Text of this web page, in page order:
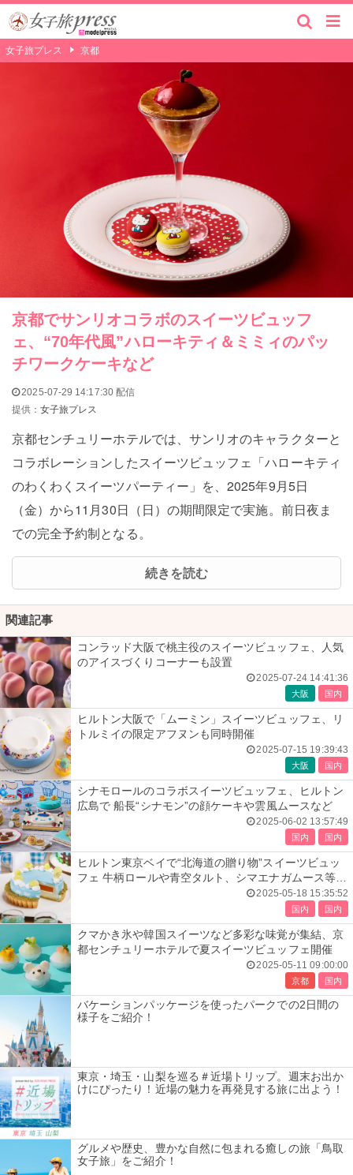
女子旅プレス 京都
京都でサンリオコラボのスイーツビュッフ
ェ、“70年代風”ハローキティ＆ミミィのパッ
チワークケーキなど
2025-07-29 14:17:30 配信
提供：女子旅プレス
京都センチュリーホテルでは、サンリオのキャラクターと
コラボレーションしたスイーツビュッフェ「ハローキティ
のわくわくスイーツパーティー」を、2025年9月5日
（金）から11月30日（日）の期間限定で実施。前日夜ま
での完全予約制となる。
続きを読む
関連記事
コンラッド大阪で桃主役のスイーツビュッフェ、人気
のアイスづくりコーナーも設置
2025-07-24 14:41:36
大阪 国内
ヒルトン大阪で「ムーミン」スイーツビュッフェ、リ
トルミイの限定アフヌンも同時開催
2025-07-15 19:39:43
大阪 国内
シナモロールのコラボスイーツビュッフェ、ヒルトン
広島で 船長“シナモン”の顔ケーキや雲風ムースなど
2025-06-02 13:57:49
国内 国内
ヒルトン東京ベイで“北海道の贈り物”スイーツビュッ
フェ 牛柄ロールや青空タルト、シマエナガムース等
2025-05-18 15:35:52
国内 国内
クマかき氷や韓国スイーツなど多彩な味覚が集結、京
都センチュリーホテルで夏スイーツビュッフェ開催
2025-05-11 09:00:00
京都 国内
バケーションパッケージを使ったパークでの2日間の
様子をご紹介！
東京・埼玉・山梨を巡る＃近場トリップ。週末お出か
けにぴったり！近場の魅力を再発見する旅に出よう！
グルメや歴史、豊かな自然に包まれる癒しの旅「鳥取
女子旅」をご紹介！